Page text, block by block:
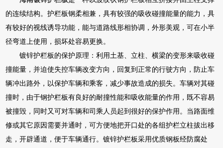
的连续结构。护栏板钢柔相兼，具有较强的吸收碰撞能量的能力，具
有较好的视线诱导功能，能与道路线形相协调，外形美观，可在小半
径弯道上使用，损坏处容易更换。
镀锌护栏板的保护原理：利用土基、立柱、横梁的变形来吸收碰
撞能量，并迫使失控车辆改变方向，回复到正常的行驶方向，防止车
辆冲出路外，以保护车辆和乘客，减少事故造成的损失。车辆对其碰
撞时，由于钢护栏板有良好的耐撞性能和吸收能量的作用，既不容易
被撞毁，同时又可对车辆和司乘人员起到很好的保护作用。当路面维
修或其它原因需要并通时，可方便地把开口处的各组护栏立柱拔出移
走，开辟通道，便于车辆通行。镀锌护栏板采用优质钢板经防腐处